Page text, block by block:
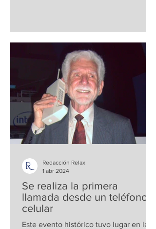
Se realiza la primera
llamada desde un teléfono
celular
Este evento histórico tuvo lugar en las
Redacción Relax
1 abr 2024